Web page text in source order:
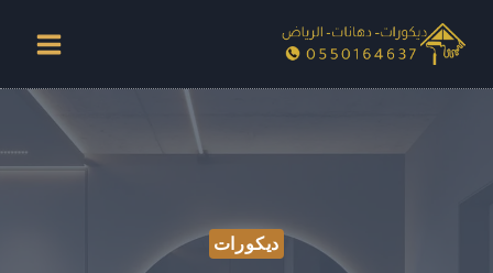
ديكورات